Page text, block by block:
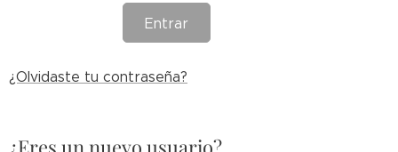
Entrar
¿Olvidaste tu contraseña?
¿Eres un nuevo usuario?